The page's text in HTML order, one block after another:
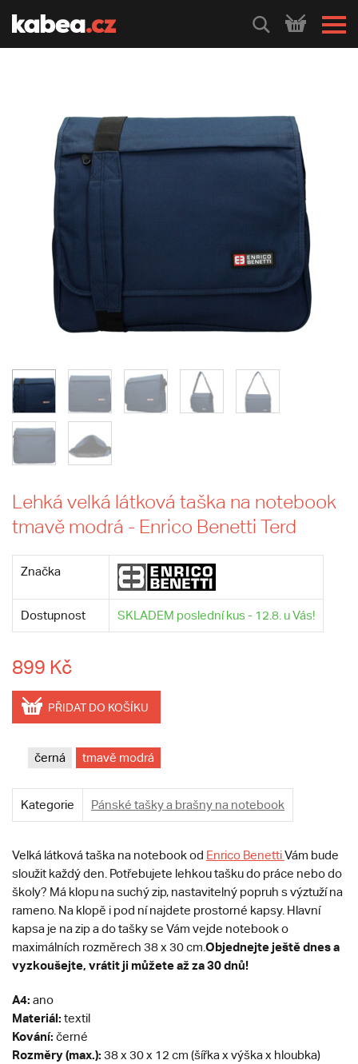
HLEDEJ
Lehká velká látková taška na notebook
tmavě modrá - Enrico Benetti Terd
Značka
Dostupnost SKLADEM poslední kus - 12.8. u Vás!
899 Kč
PŘIDAT DO KOŠÍKU
černá tmavě modrá
Kategorie Pánské tašky a brašny na notebook
Velká látková taška na notebook od Enrico BenettiVám bude
sloužit každý den. Potřebujete lehkou tašku do práce nebo do
školy? Má klopu na suchý zip, nastavitelný popruh s výztuží na
rameno. Na klopě i pod ní najdete prostorné kapsy. Hlavní
kapsa je na zip a do tašky se Vám vejde notebook o
maximálních rozměrech 38 x 30 cm. Objednejte ještě dnes a
vyzkoušejte, vrátit ji můžete až za 30 dnů!
A4: ano
Materiál: textil
Kování: černé
Rozměry (max.): 38 x 30 x 12 cm (šířka x výška x hloubka)